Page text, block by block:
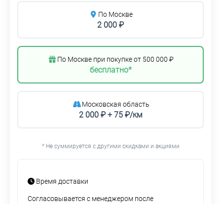
По Москве
2 000 ₽
По Москве при покупке от 500 000 ₽
бесплатно*
Московская область
2 000 ₽ + 75 ₽/км
* Не суммируется с другими скидками и акциями
Время доставки
Согласовывается с менеджером после